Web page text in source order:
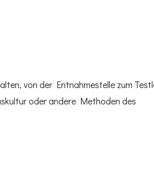
von der Entnahmestelle zum
oder andere Methoden des